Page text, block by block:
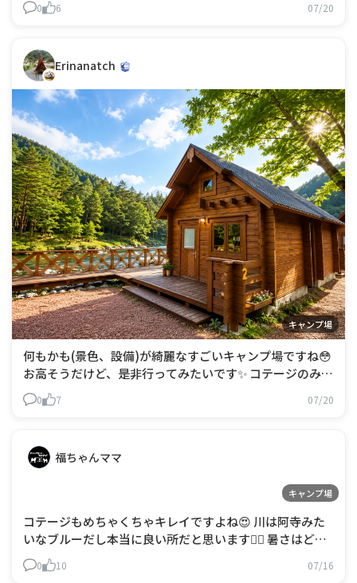
ですよ〜 この設備で安いですよね🙌🥳 ぜひ行ってみて下
ました😊
0 6 07/20
Erinanatch
キャンプ場
何もかも(景色、設備)が綺麗なすごいキャンプ場ですね😳
お高そうだけど、是非行ってみたいです✨ コテージのみで
しょうか？ でも、遠征だったらそれありかも？🤔
0 7 07/20
福ちゃんママ
キャンプ場
コテージもめちゃくちゃキレイですよね😍 川は阿寺みた
いなブルーだし本当に良い所だと思います🙆‍♀️ 暑さはどう
ですか❓ 標高がそこまで無かったけど過ごしやすいのかな
❓🤔 近くの不動滝は行かれましたか❓
0 10 07/16